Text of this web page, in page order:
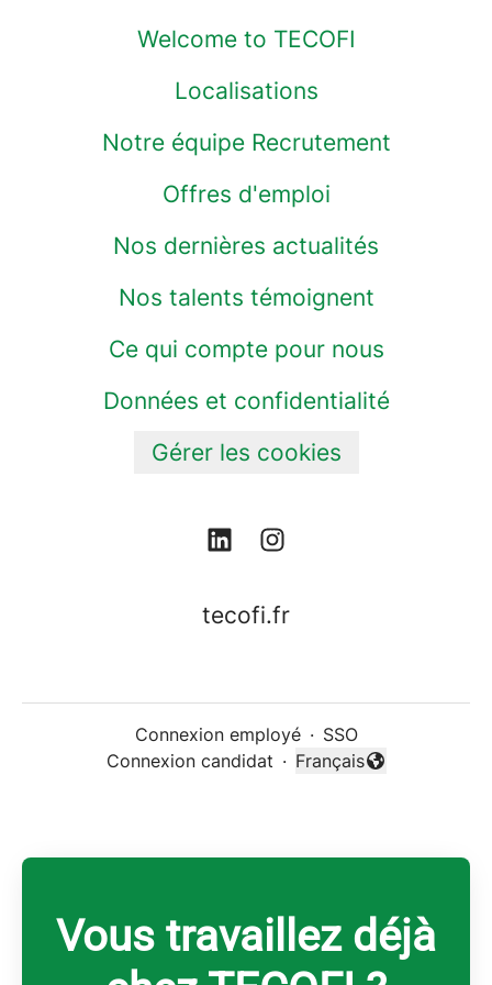
Welcome to TECOFI
Localisations
Notre équipe Recrutement
Offres d'emploi
Nos dernières actualités
Nos talents témoignent
Ce qui compte pour nous
Données et confidentialité
Gérer les cookies
tecofi.fr
Connexion employé · SSO
Connexion candidat ·
Changer la langue
Français
Vous travaillez déjà